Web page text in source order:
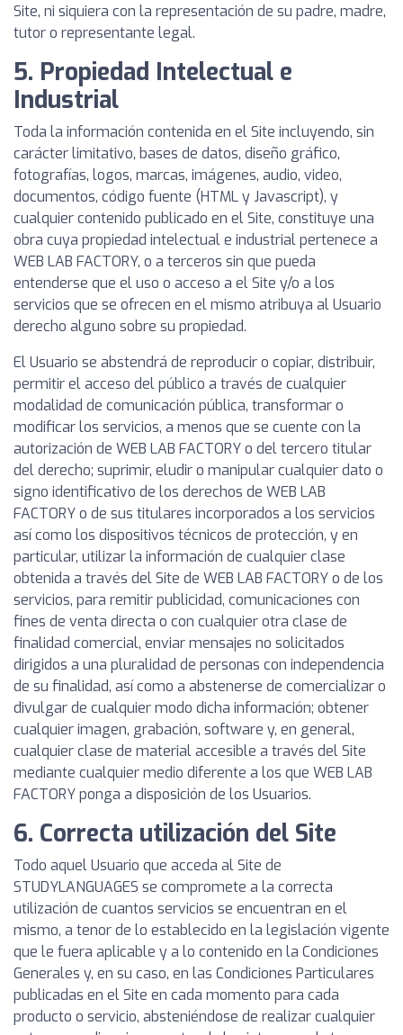
Site, ni siquiera con la representación de su padre, madre,
tutor o representante legal.
5. Propiedad Intelectual e
Industrial
Toda la información contenida en el Site incluyendo, sin
carácter limitativo, bases de datos, diseño gráfico,
fotografías, logos, marcas, imágenes, audio, video,
documentos, código fuente (HTML y Javascript), y
cualquier contenido publicado en el Site, constituye una
obra cuya propiedad intelectual e industrial pertenece a
WEB LAB FACTORY, o a terceros sin que pueda
entenderse que el uso o acceso a el Site y/o a los
servicios que se ofrecen en el mismo atribuya al Usuario
derecho alguno sobre su propiedad.
El Usuario se abstendrá de reproducir o copiar, distribuir,
permitir el acceso del público a través de cualquier
modalidad de comunicación pública, transformar o
modificar los servicios, a menos que se cuente con la
autorización de WEB LAB FACTORY o del tercero titular
del derecho; suprimir, eludir o manipular cualquier dato o
signo identificativo de los derechos de WEB LAB
FACTORY o de sus titulares incorporados a los servicios
así como los dispositivos técnicos de protección, y en
particular, utilizar la información de cualquier clase
obtenida a través del Site de WEB LAB FACTORY o de los
servicios, para remitir publicidad, comunicaciones con
fines de venta directa o con cualquier otra clase de
finalidad comercial, enviar mensajes no solicitados
dirigidos a una pluralidad de personas con independencia
de su finalidad, así como a abstenerse de comercializar o
divulgar de cualquier modo dicha información; obtener
cualquier imagen, grabación, software y, en general,
cualquier clase de material accesible a través del Site
mediante cualquier medio diferente a los que WEB LAB
FACTORY ponga a disposición de los Usuarios.
6. Correcta utilización del Site
Todo aquel Usuario que acceda al Site de
STUDYLANGUAGES se compromete a la correcta
utilización de cuantos servicios se encuentran en el
mismo, a tenor de lo establecido en la legislación vigente
que le fuera aplicable y a lo contenido en la Condiciones
Generales y, en su caso, en las Condiciones Particulares
publicadas en el Site en cada momento para cada
producto o servicio, absteniéndose de realizar cualquier